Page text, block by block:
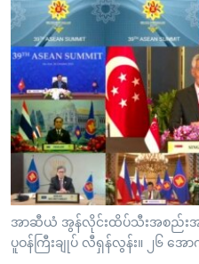
ရန်
ပင်မ
အ
ညွန်း
စာမျက်နှာ
သို့
ကျော်
ကြည့်
ရန်
ရှာဖွေ
ရန်
မကြေးမုံရဲ့ အင်္ဂလိပ်စာ
ရုပ်ရှင်ထဲက အင်္ဂလိပ်စာ
သုတပဒေသာ အင်္ဂလိပ်စာ
ရေဒီယို
တီဗွီ
ရေဒီယိုနှင့်ရုပ်သံ အချက်အလက်
ရေဒီယို/တီဗွီအစီအစဉ်
Learning English
ဗွီအိုအေ လူမှုကွန်ယက်များ
ဘာသာစကားများ
အာဆီယံ အွန်လိုင်းထိပ်သီးအစည်းအဝ
ပူဝန်ကြီးချုပ် လီရှန်လွန်း။ ၂၆ အေ